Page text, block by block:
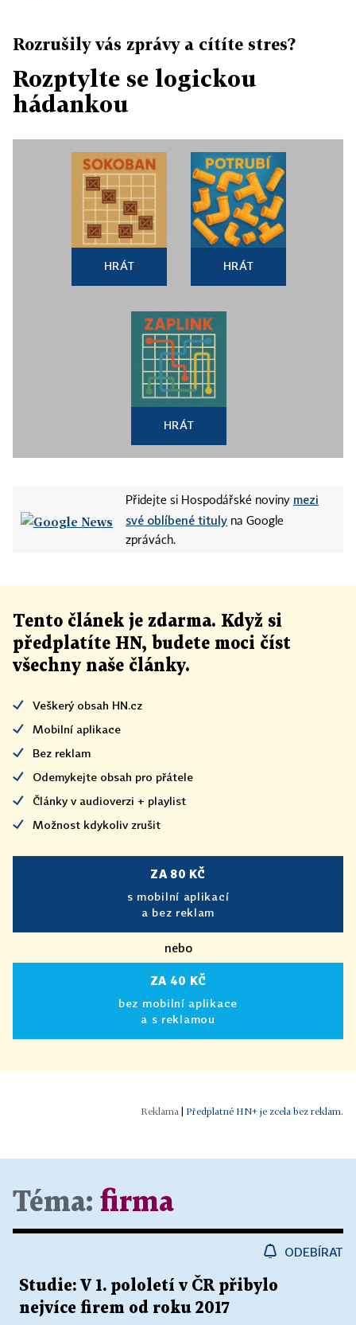
Rozrušily vás zprávy a cítíte stres?
Rozptylte se logickou
hádankou
HRÁT HRÁT
HRÁT
Přidejte si Hospodářské noviny mezi
své oblíbené tituly na Google
zprávách.
Tento článek je zdarma. Když si
předplatíte HN, budete moci číst
všechny naše články.
Veškerý obsah HN.cz
Mobilní aplikace
Bez reklam
Odemykejte obsah pro přátele
Články v audioverzi + playlist
Možnost kdykoliv zrušit
ZA 80 KČ
s mobilní aplikací
a bez reklam
nebo
ZA 40 KČ
bez mobilní aplikace
a s reklamou
Předplatné HN+ je zcela bez reklam.
Téma: firma
ODEBÍRAT
Studie: V 1. pololetí v ČR přibylo
nejvíce firem od roku 2017